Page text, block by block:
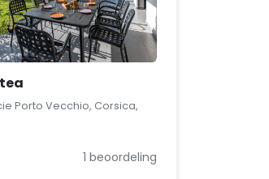
Porto Vecchio, Corsica,
1 beoordeling